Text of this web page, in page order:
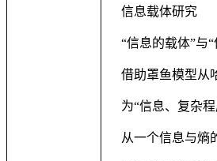
信息载体研究
“信息的载体”与
借助罩鱼模型从
为“信息、复杂
从一个信息与熵